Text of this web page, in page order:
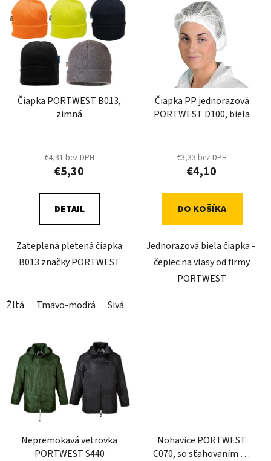
n
e
ý
p
Čiapka PORTWEST B013,
zimná
€4,31 bez DPH
€5,30
DETAIL
Zateplená pletená čiapka
B013 značky PORTWEST
Žltá Tmavo-modrá Sivá
Čiapka PP jednorazová
PORTWEST D100, biela
€3,33 bez DPH
€4,10
DO KOŠÍKA
Jednorazová biela čiapka -
čepiec na vlasy od firmy
PORTWEST
Nepremokavá vetrovka
PORTWEST S440
Nohavice PORTWEST
C070, so sťahovaním na